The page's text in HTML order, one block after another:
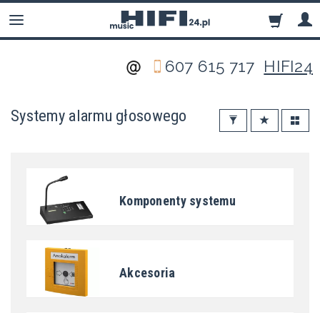
607 615 717 HIFI24
Systemy alarmu głosowego
Komponenty systemu
Akcesoria